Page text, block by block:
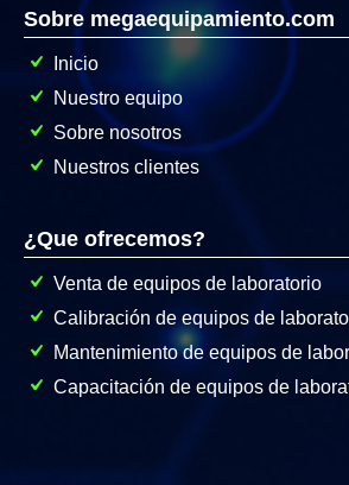
Sobre megaequipamiento.com
Inicio
Nuestro equipo
Sobre nosotros
Nuestros clientes
¿Que ofrecemos?
Venta de equipos de laboratorio
Calibración de equipos de
Mantenimiento de equipos de
Capacitación de equipos de